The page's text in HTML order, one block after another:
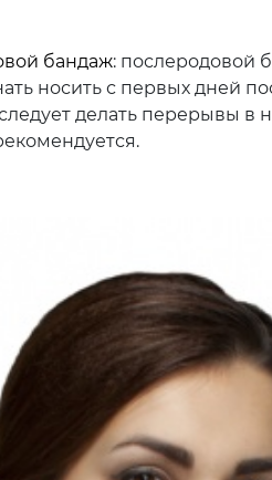
бандаж: послеродовой
носить с первых дней
делать перерывы в